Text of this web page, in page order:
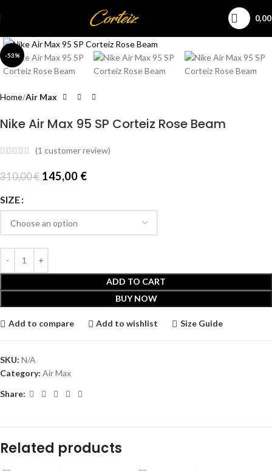
-53%
Click to enlarge
Home Air Max
Nike Air Max 95 SP Corteiz Rose Beam
(1 customer review)
310,00€ 145,00 €
SIZE
ADD TO CART
BUY NOW
Add to compare Add to wishlist Size Guide
SKU: N/A
Category: Air Max
Share:
Related products